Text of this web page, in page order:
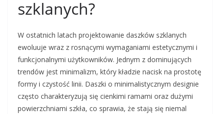
szklanych?
W ostatnich latach projektowanie daszków szklanych
ewoluuje wraz z rosnącymi wymaganiami estetycznymi i
funkcjonalnymi użytkowników. Jednym z dominujących
trendów jest minimalizm, który kładzie nacisk na prostotę
formy i czystość linii. Daszki o minimalistycznym designie
często charakteryzują się cienkimi ramami oraz dużymi
powierzchniami szkła, co sprawia, że stają się niemal